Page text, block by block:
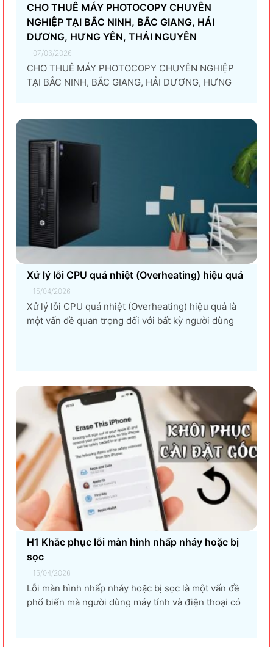
CHO THUÊ MÁY PHOTOCOPY CHUYÊN
NGHIỆP TẠI BẮC NINH, BẮC GIANG, HẢI
DƯƠNG, HƯNG YÊN, THÁI NGUYÊN
07/06/2026
CHO THUÊ MÁY PHOTOCOPY CHUYÊN NGHIỆP
TẠI BẮC NINH, BẮC GIANG, HẢI DƯƠNG, HƯNG
càng nhiều doanh nghiệp lựa chọn giải pháp...
Xử lý lỗi CPU quá nhiệt (Overheating) hiệu quả
15/04/2026
Xử lý lỗi CPU quá nhiệt (Overheating) hiệu quả là
một vấn đề quan trọng đối với bất kỳ người dùng
H1 Khắc phục lỗi màn hình nhấp nháy hoặc bị
sọc
15/04/2026
Lỗi màn hình nhấp nháy hoặc bị sọc là một vấn đề
phổ biến mà người dùng máy tính và điện thoại có